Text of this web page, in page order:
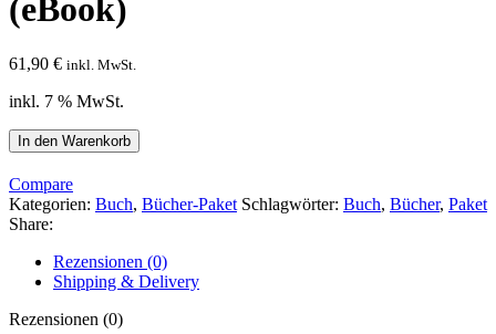
(eBook)
61,90 € inkl. MwSt.
inkl. 7 % MwSt.
Bücher
-
3er-
Paket
(Weihnachten
Herzhaft
(eBook)
In den Warenkorb
Compare
Kategorien: Buch, Bücher-Paket Schlagwörter: Buch, Bücher, Paket
Share:
Rezensionen (0)
Shipping & Delivery
Rezensionen (0)